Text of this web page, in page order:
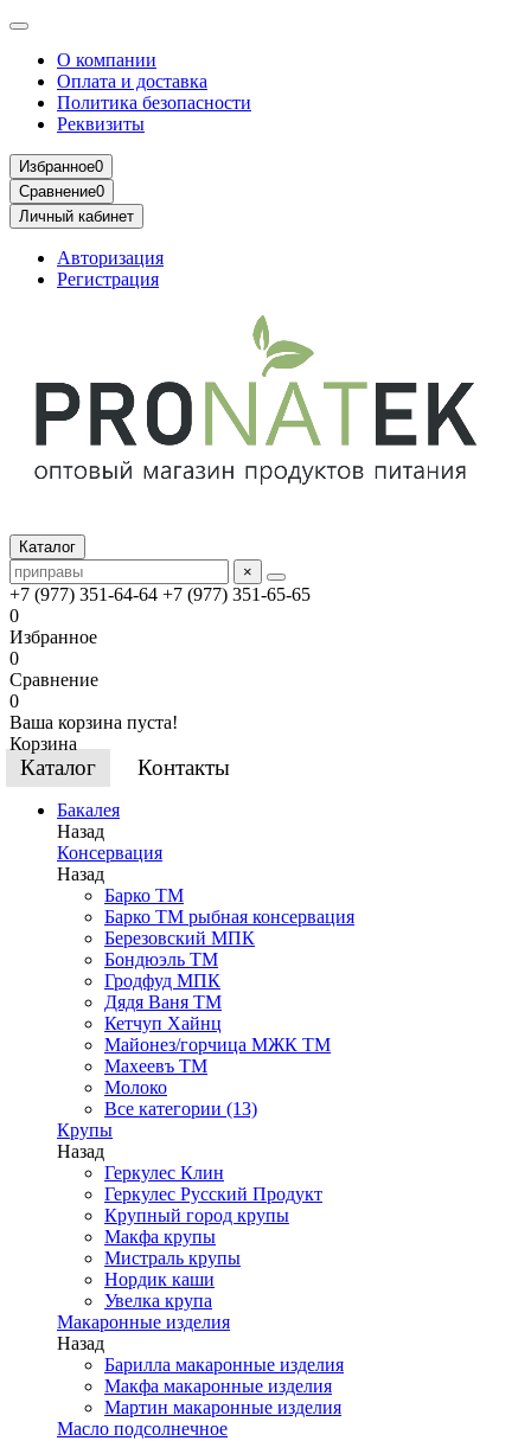
О компании
Оплата и доставка
Политика безопасности
Реквизиты
Избранное0
Сравнение0
Личный кабинет
Авторизация
Регистрация
Каталог
×
+7 (977) 351-64-64 +7 (977) 351-65-65
0
Избранное
0
Сравнение
0
Ваша корзина пуста!
Корзина
Каталог Контакты
Бакалея
Назад
Консервация
Назад
Барко ТМ
Барко ТМ рыбная консервация
Березовский МПК
Бондюэль ТМ
Гродфуд МПК
Дядя Ваня ТМ
Кетчуп Хайнц
Майонез/горчица МЖК ТМ
Махеевъ ТМ
Молоко
Все категории (13)
Крупы
Назад
Геркулес Клин
Геркулес Русский Продукт
Крупный город крупы
Макфа крупы
Мистраль крупы
Нордик каши
Увелка крупа
Макаронные изделия
Назад
Барилла макаронные изделия
Макфа макаронные изделия
Мартин макаронные изделия
Масло подсолнечное